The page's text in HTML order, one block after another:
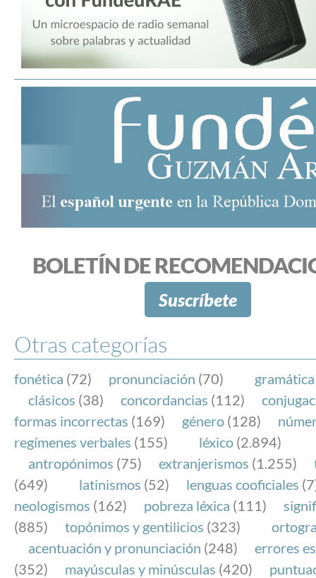
BOLETÍN DE
Suscríbete
Otras categorías
fonética (72) pronunciación (70) gramática
clásicos (38) concordancias (112)
formas incorrectas (169) género (128)
regímenes verbales (155) léxico (2.894)
antropónimos (75) extranjerismos (1.255)
(649)
latinismos (52) lenguas cooficiales
neologismos (162) pobreza léxica (111)
(885)
topónimos y gentilicios (323)
acentuación y pronunciación (248)
errores
(352)
mayúsculas y minúsculas (420)